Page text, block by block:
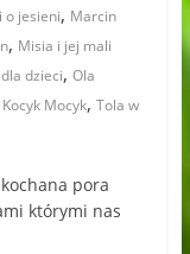
o jesieni, Marcin
, Misia i jej mali
dzieci, Ola
Mocyk, Tola w
pora
którymi nas